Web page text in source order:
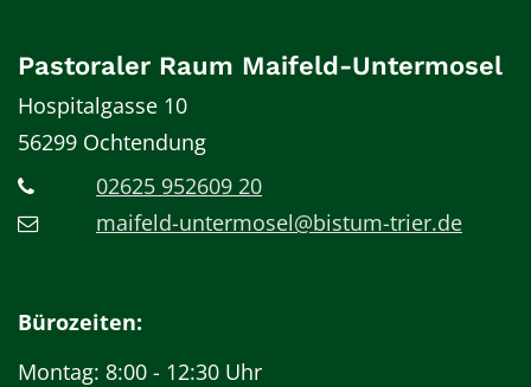
Pastoraler Raum Maifeld-Untermosel
Hospitalgasse 10
56299 Ochtendung
02625 952609 20
maifeld-untermosel@bistum-trier.de
Bürozeiten:
Montag: 8:00 - 12:30 Uhr